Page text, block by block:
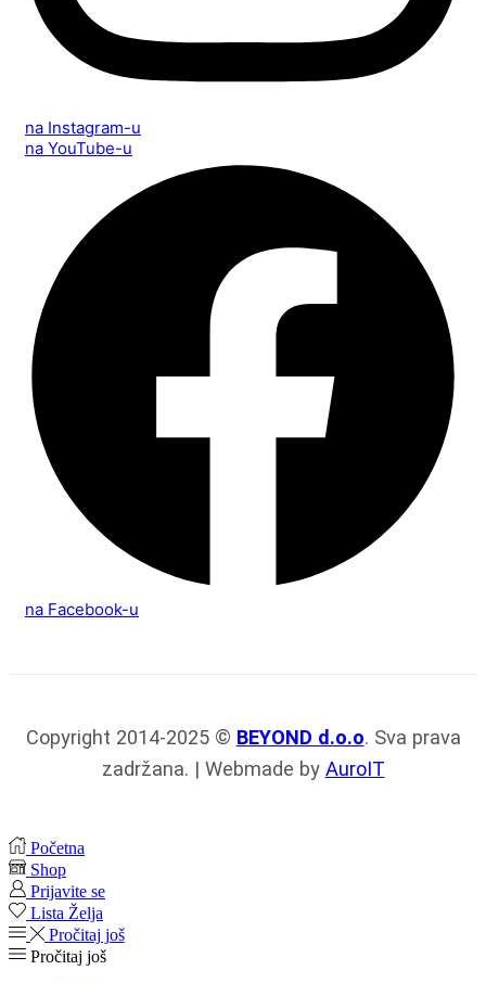
na Instagram-u
na YouTube-u
na Facebook-u
Copyright 2014-2025 © BEYOND d.o.o. Sva prava
zadržana. | Webmade by AuroIT
Početna
Shop
Prijavite se
Lista Želja
Pročitaj još
Pročitaj još